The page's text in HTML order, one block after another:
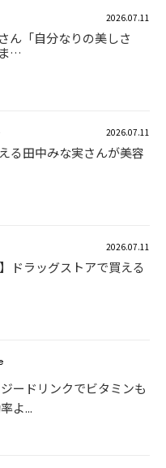
2026.07.11
ん「自分なりの美しさ
…
2026.07.11
る田中みな実さんが美容
2026.07.11
】ドラッグストアで買える
ードリンクでビタミンも
よ...